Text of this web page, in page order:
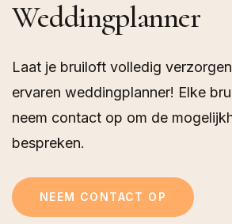
Weddingplanner
Laat je bruiloft volledig
ervaren weddingplanner! Elke
neem contact op om de
bespreken.
NEEM CONTACT OP